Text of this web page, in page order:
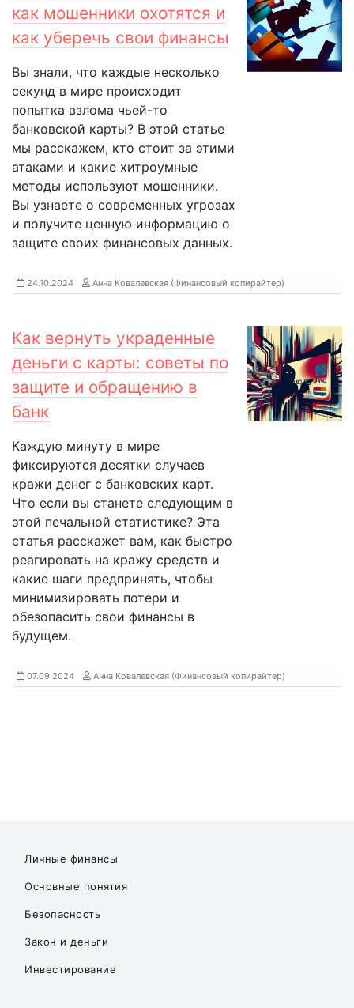
как мошенники охотятся и
как уберечь свои финансы
Вы знали, что каждые несколько
секунд в мире происходит
попытка взлома чьей-то
банковской карты? В этой статье
мы расскажем, кто стоит за этими
атаками и какие хитроумные
методы используют мошенники.
Вы узнаете о современных угрозах
и получите ценную информацию о
защите своих финансовых данных.
24.10.2024 Анна Ковалевская (Финансовый копирайтер)
Как вернуть украденные
деньги с карты: советы по
защите и обращению в
банк
Каждую минуту в мире
фиксируются десятки случаев
кражи денег с банковских карт.
Что если вы станете следующим в
этой печальной статистике? Эта
статья расскажет вам, как быстро
реагировать на кражу средств и
какие шаги предпринять, чтобы
минимизировать потери и
обезопасить свои финансы в
будущем.
07.09.2024 Анна Ковалевская (Финансовый копирайтер)
Личные финансы
Основные понятия
Безопасность
Закон и деньги
Инвестирование